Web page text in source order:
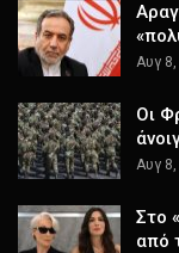
Αυγ
Οι
Αυγ
Στο
από